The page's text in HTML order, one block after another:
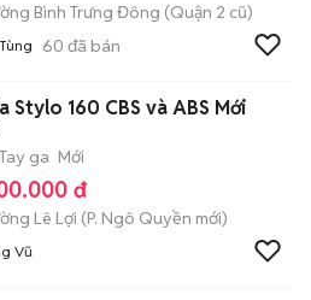
Bình Trưng Đông (Quận 2 cũ)
60 đã bán
Stylo 160 CBS và ABS Mới
Tay ga Mới
đ
Lê Lợi (P. Ngô Quyền mới)
Vũ